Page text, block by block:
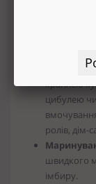
Діп-соуси:
краплею
цибулею
ролів, дім-
швидкого
імбиру.